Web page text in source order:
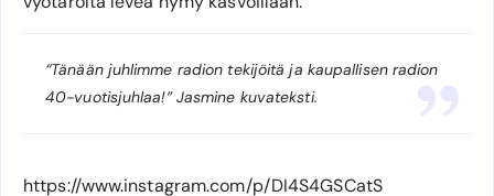
“Tänään juhlimme radion tekijöitä ja kaupallisen radion
40-vuotisjuhlaa!” Jasmine kuvateksti.
https://www.instagram.com/p/DI4S4GSCatS